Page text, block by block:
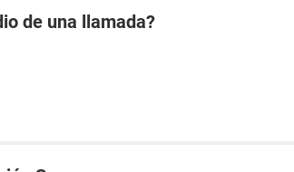
de una llamada?